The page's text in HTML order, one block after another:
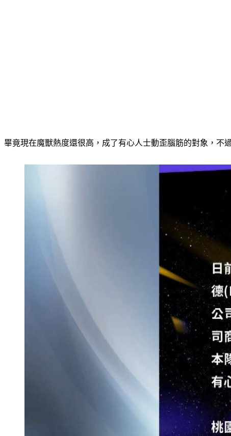
畢竟現在魔獸熱度還很高，成了有心人士動歪腦筋的對象，不